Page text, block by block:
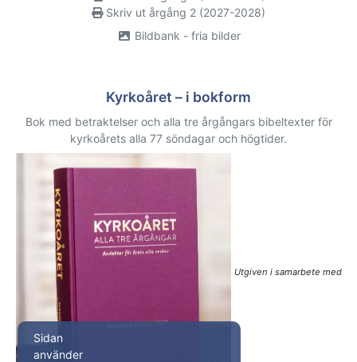
Skriv ut årgång 2 (2027-2028)
Bildbank - fria bilder
Kyrkoåret – i bokform
Bok med betraktelser och alla tre årgångars bibeltexter för
kyrkoårets alla 77 söndagar och högtider.
Utgiven i samarbete med
Sidan
använder